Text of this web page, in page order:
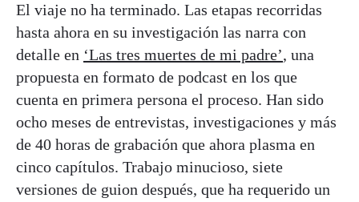
El viaje no ha terminado. Las etapas recorridas
hasta ahora en su investigación las narra con
detalle en ‘Las tres muertes de mi padre’, una
propuesta en formato de podcast en los que
cuenta en primera persona el proceso. Han sido
ocho meses de entrevistas, investigaciones y más
de 40 horas de grabación que ahora plasma en
cinco capítulos. Trabajo minucioso, siete
versiones de guion después, que ha requerido un